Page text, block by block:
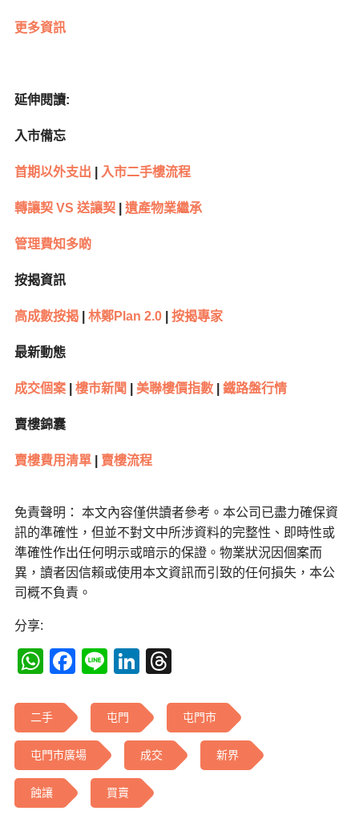
更多資訊
延伸閱讀:
入市備忘
首期以外支出 入市二手樓流程
轉讓契 VS 送讓契 遺產物業繼承
管理費知多啲
按揭資訊
高成數按揭| 林鄭Plan 2.0| 按揭專家
最新動態
成交個案| 樓市新聞 美聯樓價指數| 鐵路盤行情
賣樓錦囊
賣樓費用清單| 賣樓流程
免責聲明： 本文內容僅供讀者參考。本公司已盡力確保資
訊的準確性，但並不對文中所涉資料的完整性、即時性或
準確性作出任何明示或暗示的保證。物業狀況因個案而
異，讀者因信賴或使用本文資訊而引致的任何損失，本公
司概不負責。
分享:
WhatsApp
Facebook
LineLinkedIn
二手 屯門 屯門市
屯門市廣場 成交 新界
蝕讓 買賣